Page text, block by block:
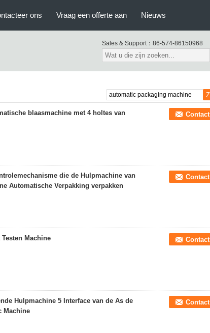
ons Vraag een offerte aan Nieuws
Sales & Support： 86-574-86150968
blaasmachine met 4 holtes van
Contact
die de Hulpmachine van
Automatische Verpakking verpakken
Contact
Machine Contact
Hulpmachine 5 Interface van de As de
Machine
Contact